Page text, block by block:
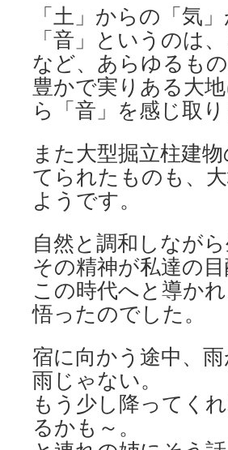
「土」からの「気
「音」というのは
など、あらゆるも
豊かで実りある大
ら「音」を感じ取り
また大型掘立柱建
てられたものも、
ようです。
自然と調和しなが
その精神が私達の
この時代へと導か
悟ったのでした。
宿に向かう途中、
雨じゃない。
もう少し降ってく
るかも～。